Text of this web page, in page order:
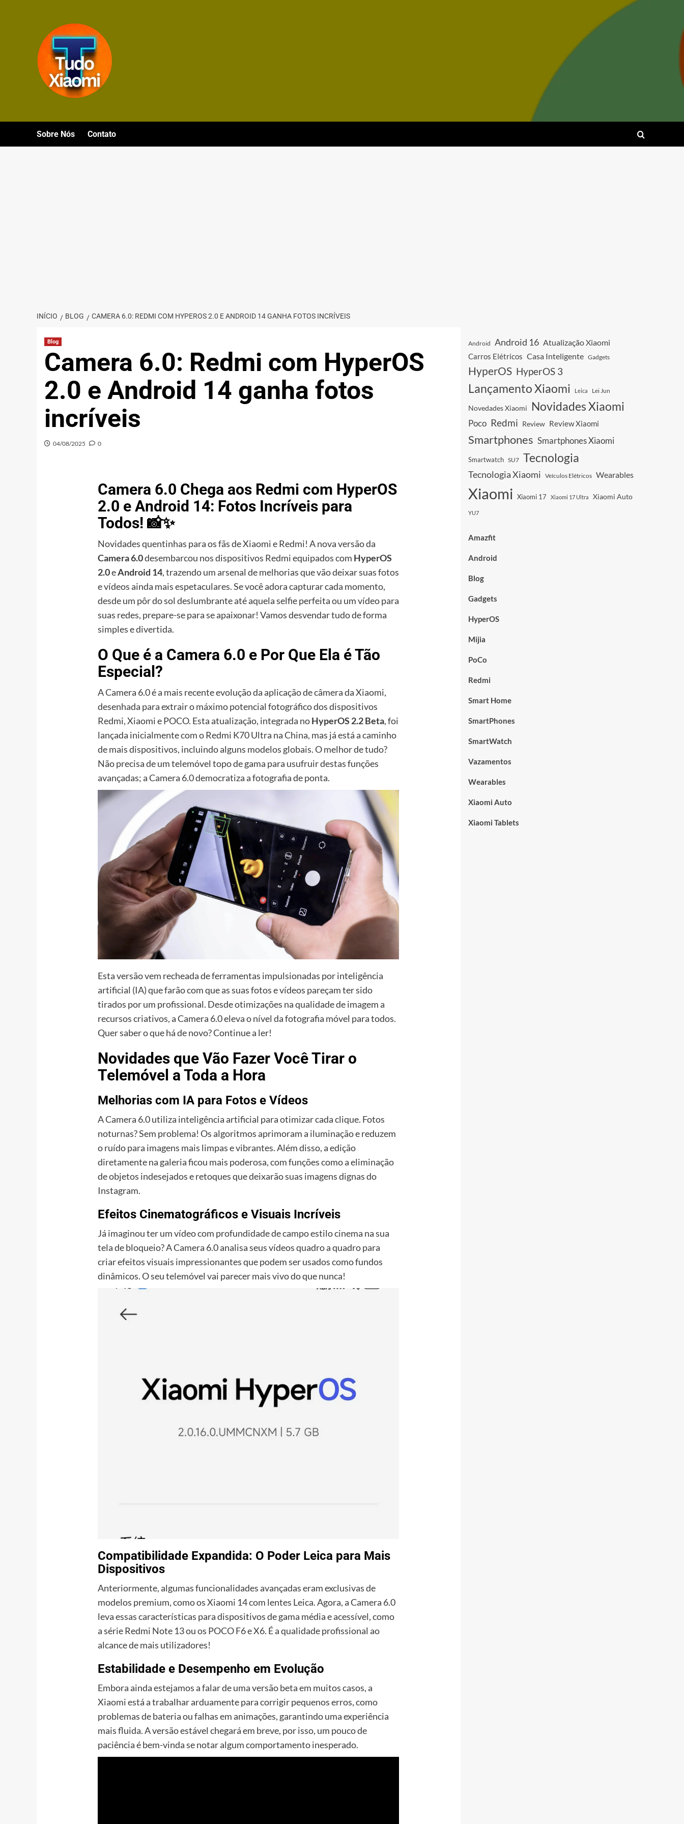
Sobre Nós Contato
INÍCIO BLOG CAMERA 6.0: REDMI COM HYPEROS 2.0 E ANDROID 14 GANHA FOTOS INCRÍVEIS
Blog
Camera 6.0: Redmi com HyperOS
2.0 e Android 14 ganha fotos
incríveis
04/08/2025 0
Camera 6.0 Chega aos Redmi com HyperOS
2.0 e Android 14: Fotos Incríveis para
Todos! 📸✨
Novidades quentinhas para os fãs de Xiaomi e Redmi! A nova versão da
Camera 6.0desembarcou nos dispositivos Redmi equipados com HyperOS
2.0eAndroid 14, trazendo um arsenal de melhorias que vão deixar suas fotos
e vídeos ainda mais espetaculares. Se você adora capturar cada momento,
desde um pôr do sol deslumbrante até aquela selfie perfeita ou um vídeo para
suas redes, prepare-se para se apaixonar! Vamos desvendar tudo de forma
simples e divertida.
O Que é a Camera 6.0 e Por Que Ela é Tão
Especial?
A Camera 6.0 é a mais recente evolução da aplicação de câmera da Xiaomi,
desenhada para extrair o máximo potencial fotográfico dos dispositivos
Redmi, Xiaomi e POCO. Esta atualização, integrada noHyperOS 2.2 Beta, foi
lançada inicialmente com o Redmi K70 Ultra na China, mas já está a caminho
de mais dispositivos, incluindo alguns modelos globais. O melhor de tudo?
Não precisa de um telemóvel topo de gama para usufruir destas funções
avançadas; a Camera 6.0 democratiza a fotografia de ponta.
Esta versão vem recheada de ferramentas impulsionadas por inteligência
artificial (IA) que farão com que as suas fotos e vídeos pareçam ter sido
tirados por um profissional. Desde otimizações na qualidade de imagem a
recursos criativos, a Camera 6.0 eleva o nível da fotografia móvel para todos.
Quer saber o que há de novo? Continue a ler!
Novidades que Vão Fazer Você Tirar o
Telemóvel a Toda a Hora
Melhorias com IA para Fotos e Vídeos
A Camera 6.0 utiliza inteligência artificial para otimizar cada clique. Fotos
noturnas? Sem problema! Os algoritmos aprimoram a iluminação e reduzem
o ruído para imagens mais limpas e vibrantes. Além disso, a edição
diretamente na galeria ficou mais poderosa, com funções como a eliminação
de objetos indesejados e retoques que deixarão suas imagens dignas do
Instagram.
Efeitos Cinematográficos e Visuais Incríveis
Já imaginou ter um vídeo com profundidade de campo estilo cinema na sua
tela de bloqueio? A Camera 6.0 analisa seus vídeos quadro a quadro para
criar efeitos visuais impressionantes que podem ser usados como fundos
dinâmicos. O seu telemóvel vai parecer mais vivo do que nunca!
Compatibilidade Expandida: O Poder Leica para Mais
Dispositivos
Anteriormente, algumas funcionalidades avançadas eram exclusivas de
modelos premium, como os Xiaomi 14 com lentes Leica. Agora, a Camera 6.0
leva essas características para dispositivos de gama média e acessível, como
a série Redmi Note 13 ou os POCO F6 e X6. É a qualidade profissional ao
alcance de mais utilizadores!
Estabilidade e Desempenho em Evolução
Embora ainda estejamos a falar de uma versão beta em muitos casos, a
Xiaomi está a trabalhar arduamente para corrigir pequenos erros, como
problemas de bateria ou falhas em animações, garantindo uma experiência
mais fluida. A versão estável chegará em breve, por isso, um pouco de
paciência é bem-vinda se notar algum comportamento inesperado.
Android Android 16 Atualização Xiaomi
Carros Elétricos Casa Inteligente Gadgets
HyperOS HyperOS 3
Lançamento Xiaomi Leica Lei Jun
Novedades Xiaomi Novidades Xiaomi
Poco Redmi Review Review Xiaomi
Smartphones Smartphones Xiaomi
Smartwatch SU7 Tecnologia
Tecnologia Xiaomi Veículos Elétricos Wearables
Xiaomi Xiaomi 17 Xiaomi 17 Ultra Xiaomi Auto
YU7
Amazfit
Android
Blog
Gadgets
HyperOS
Mijia
PoCo
Redmi
Smart Home
SmartPhones
SmartWatch
Vazamentos
Wearables
Xiaomi Auto
Xiaomi Tablets